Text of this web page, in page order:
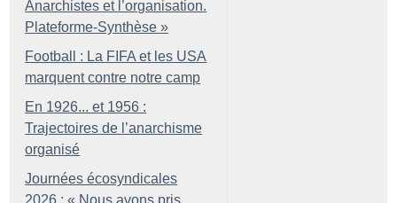
Anarchistes et l’organisation.
Plateforme-Synthèse »
Football : La FIFA et les USA
marquent contre notre camp
En 1926... et 1956 :
Trajectoires de l’anarchisme
organisé
Journées écosyndicales
2026 : « Nous avons pris